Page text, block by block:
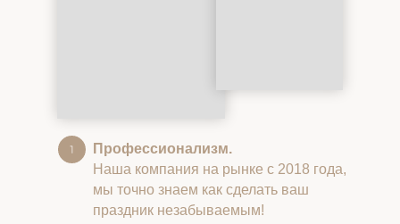
Профессионализм.
Наша компания на рынке с 2018 года,
мы точно знаем как сделать ваш
праздник незабываемым!